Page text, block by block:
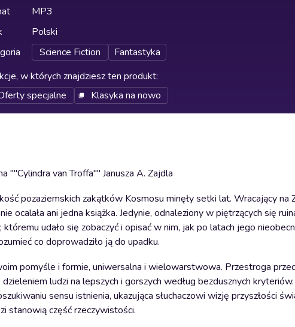
MP3
Polski
Science Fiction
Fantastyka
w których znajdziesz ten produkt:
specjalne
Klasyka na nowo
""Cylindra van Troffa"" Janusza A. Zajdla
pozaziemskich zakątków Kosmosu minęły setki lat. Wracający na
ocalała ani jedna książka. Jedynie, odnaleziony w piętrzących się
udało się zobaczyć i opisać w nim, jak po latach jego
co doprowadziło ją do upadku.
pomyśle i formie, uniwersalna i wielowarstwowa. Przestroga
ludzi na lepszych i gorszych według bezdusznych
sensu istnienia, ukazująca słuchaczowi wizję przyszłości
stanowią część rzeczywistości.